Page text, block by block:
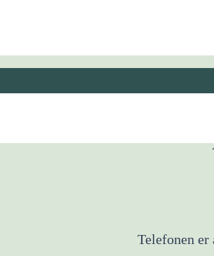
Telefonen er